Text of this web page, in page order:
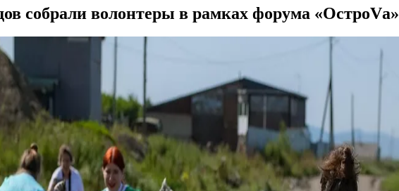
собрали волонтеры в рамках форума «ОстроVа»